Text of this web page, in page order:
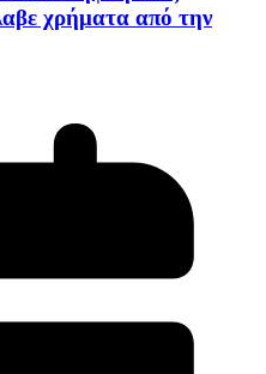
χρήματα από την